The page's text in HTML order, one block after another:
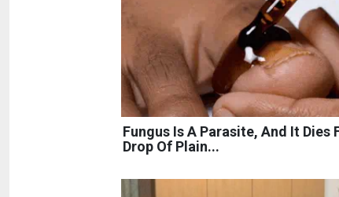
Fungus Is A Parasite, And It Dies
Drop Of Plain...